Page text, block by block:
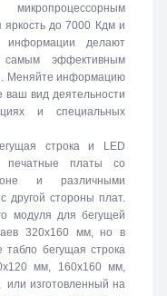
до 7000 Кдм и
информации делают
самым эффективным
Меняйте информацию
ваш вид деятельности
и специальных
строка и LED
печатные платы со
и различными
другой стороны плат.
модуля для бегущей
320х160 мм, но в
табло бегущая строка
мм, 160х160 мм,
изготовленный на